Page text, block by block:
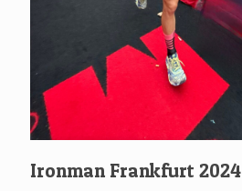
Ironman Frankfurt 2024